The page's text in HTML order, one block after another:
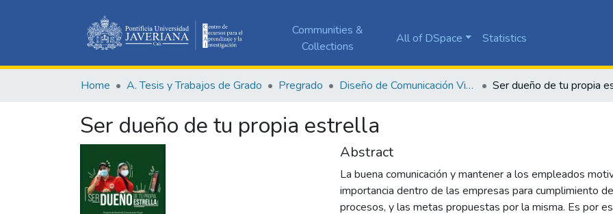
Communities &
Collections
All of DSpace Statistics
Home A. Tesis y Trabajos de Grado Pregrado Diseño de Comunicación Visual
Ser dueño de tu propia estrella
Abstract
La buena comunicación y mantener a los empleados
importancia dentro de las empresas para cumplimiento
procesos, y las metas propuestas por la misma. Es por